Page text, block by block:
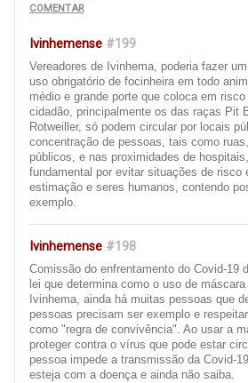
COMENTAR
Ivinhemense #199
Vereadores de Ivinhema, poderia fazer
uso obrigatório de focinheira em todo
médio e grande porte que coloca em
cidadão, principalmente os das raças Pit
Rotweiller, só podem circular por locais
concentração de pessoas, tais como
públicos, e nas proximidades de
fundamental por evitar situações de risco
estimação e seres humanos, contendo
exemplo.
Ivinhemense #198
Comissão do enfrentamento do Covid-19
lei que determina como o uso de
Ivinhema, ainda há muitas pessoas que
pessoas precisam ser exemplo e
como "regra de convivência". Ao usar a
proteger contra o vírus que pode estar
pessoa impede a transmissão da Covid-
esteja com a doença e ainda não saiba.